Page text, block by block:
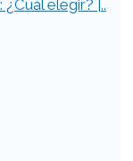
elegir? |..